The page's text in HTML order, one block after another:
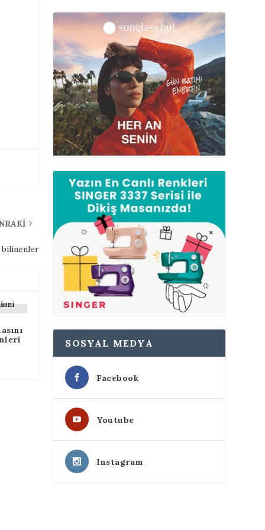
bilinenler
SOSYAL MEDYA
Facebook
Youtube
Instagram